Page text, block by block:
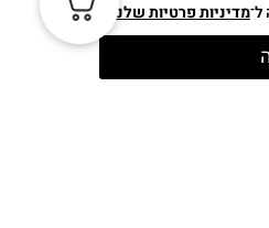
מדיניות פרטיות שלנו